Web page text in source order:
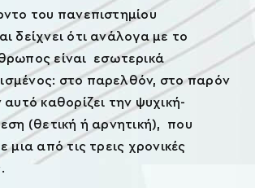
του πανεπιστημίου
δείχνει ότι ανάλογα με το
είναι εσωτερικά
στο παρελθόν, στο παρόν
καθορίζει την ψυχική-
(θετική ή αρνητική), που
μια από τις τρεις χρονικές